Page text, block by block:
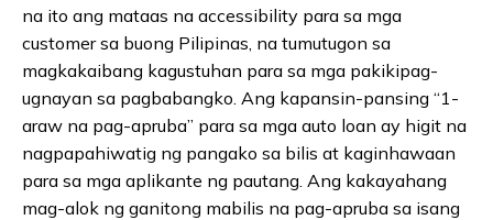
na ito ang mataas na accessibility para sa mga
customer sa buong Pilipinas, na tumutugon sa
magkakaibang kagustuhan para sa mga pakikipag-
ugnayan sa pagbabangko. Ang kapansin-pansing “1-
araw na pag-apruba” para sa mga auto loan ay higit na
nagpapahiwatig ng pangako sa bilis at kaginhawaan
para sa mga aplikante ng pautang. Ang kakayahang
mag-alok ng ganitong mabilis na pag-apruba sa isang